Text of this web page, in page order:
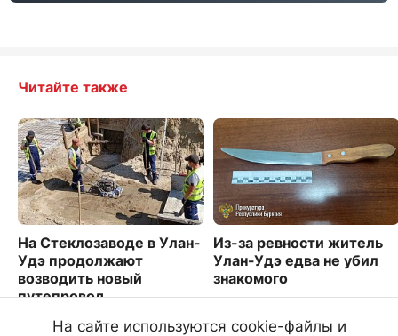
Читайте также
На Стеклозаводе в Улан-
Удэ продолжают
возводить новый
путепровод
2436
Из-за ревности житель
Улан-Удэ едва не убил
знакомого
На сайте используются cookie-файлы и